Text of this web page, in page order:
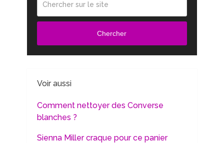
Chercher
Voir aussi
Comment nettoyer des Converse
blanches ?
Sienna Miller craque pour ce panier